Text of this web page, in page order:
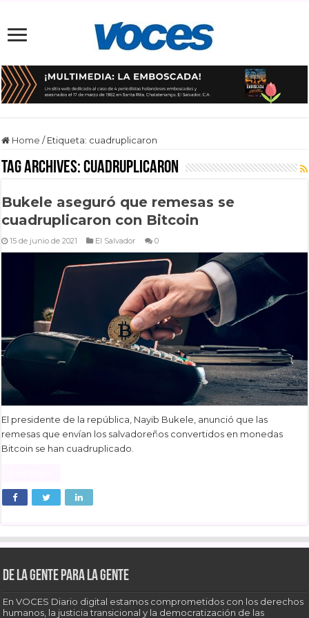
Home / Etiqueta: cuadruplicaron
Tag Archives:cuadruplicaron
Bukele aseguró que remesas se
cuadruplicaron con Bitcoin
15 de junio de 2021 El Salvador 0
El presidente de la república, Nayib Bukele, anunció que las
remesas que envían los salvadoreños convertidos en monedas
Bitcoin se han cuadruplicado.
De la gente para la gente
En VOCES Diario digital estamos comprometidos con los derechos
humanos, la justicia transicional y la democratización de las